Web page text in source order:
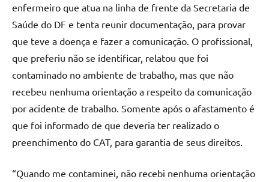
enfermeiro que atua na linha de frente da Secretaria de
Saúde do DF e tenta reunir documentação, para provar
que teve a doença e fazer a comunicação. O profissional,
que preferiu não se identificar, relatou que foi
contaminado no ambiente de trabalho, mas que não
recebeu nenhuma orientação a respeito da comunicação
por acidente de trabalho. Somente após o afastamento é
que foi informado de que deveria ter realizado o
preenchimento do CAT, para garantia de seus direitos.
“Quando me contaminei, não recebi nenhuma orientação